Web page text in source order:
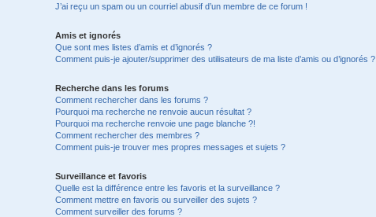
J’ai reçu un spam ou un courriel abusif d’un membre de ce forum !
Amis et ignorés
Que sont mes listes d’amis et d’ignorés ?
Comment puis-je ajouter/supprimer des utilisateurs de ma liste d’amis ou d’ignorés ?
Recherche dans les forums
Comment rechercher dans les forums ?
Pourquoi ma recherche ne renvoie aucun résultat ?
Pourquoi ma recherche renvoie une page blanche ?!
Comment rechercher des membres ?
Comment puis-je trouver mes propres messages et sujets ?
Surveillance et favoris
Quelle est la différence entre les favoris et la surveillance ?
Comment mettre en favoris ou surveiller des sujets ?
Comment surveiller des forums ?